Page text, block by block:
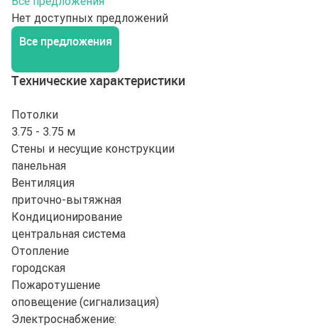
Нет доступных предложений
Все предложения
Технические характеристики
Потолки
3.75 - 3.75 м
Стены и несущие конструкции
панельная
Вентиляция
приточно-вытяжная
Кондиционирование
центральная система
Отопление
городская
Пожаротушение
оповещение (сигнализация)
Электроснабжение: